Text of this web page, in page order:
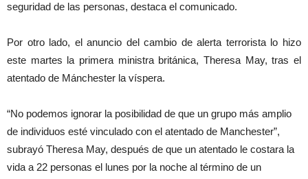
seguridad de las personas, destaca el comunicado.
Por otro lado, el anuncio del cambio de alerta terrorista lo hizo
este martes la primera ministra británica, Theresa May, tras el
atentado de Mánchester la víspera.
“No podemos ignorar la posibilidad de que un grupo más amplio
de individuos esté vinculado con el atentado de Manchester”,
subrayó Theresa May, después de que un atentado le costara la
vida a 22 personas el lunes por la noche al término de un